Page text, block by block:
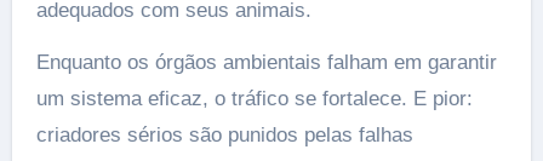
adequados com seus animais.
Enquanto os órgãos ambientais falham em garantir
um sistema eficaz, o tráfico se fortalece. E pior:
criadores sérios são punidos pelas falhas